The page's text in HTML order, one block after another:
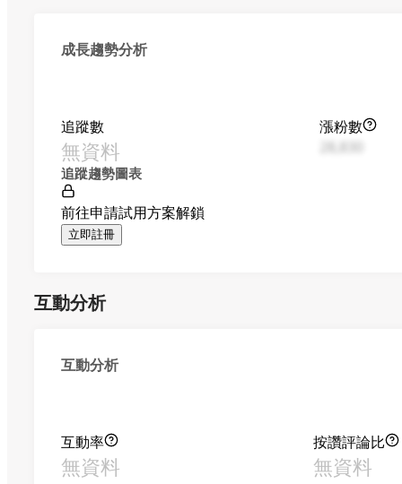
成長趨勢分析
追蹤數
無資料
漲粉數
追蹤趨勢圖表
前往申請試用方案解鎖
立即註冊
互動分析
互動分析
互動率
無資料
按讚評論比
無資料